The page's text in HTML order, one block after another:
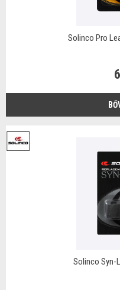
Solinco Pro
Solinco Syn-